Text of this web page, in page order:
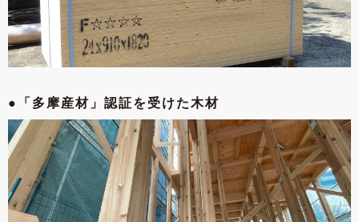
●「多摩産材」 認証を受けた木材